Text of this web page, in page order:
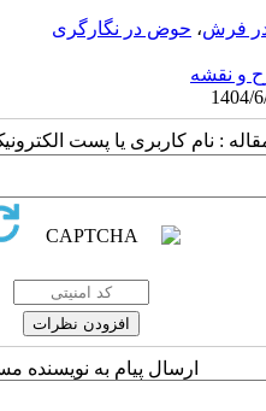
فرش، حوض در نگارگری
و نقشه
: نام کاربری یا پست
ارسال پیام به نویسنده